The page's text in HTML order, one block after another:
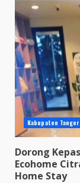
Kabupaten
Dorong
Ecohome
Home Stay